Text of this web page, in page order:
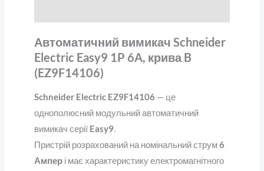
Автоматичний вимикач Schneider
Electric Easy9 1P 6A, крива B
(EZ9F14106)
Schneider Electric EZ9F14106— це
однополюсний модульний автоматичний
вимикач серії Easy9.
Пристрій розрахований на номінальний струм6
Ампері має характеристику електромагнітного